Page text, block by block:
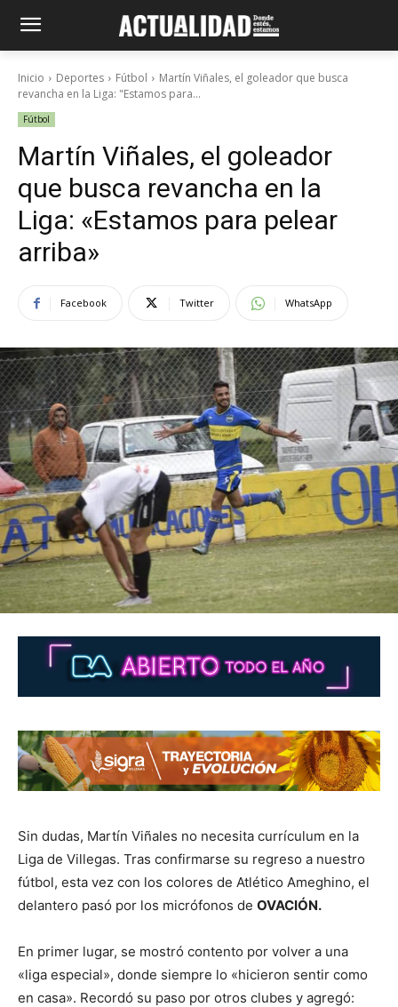
Inicio Deportes Fútbol
Martín Viñales, el goleador que busca
revancha en la Liga: "Estamos para...
Fútbol
Martín Viñales, el goleador
que busca revancha en la
Liga: «Estamos para pelear
arriba»
Facebook Twitter WhatsApp
Sin dudas, Martín Viñales no necesita currículum en la
Liga de Villegas. Tras confirmarse su regreso a nuestro
fútbol, esta vez con los colores de Atlético Ameghino, el
delantero pasó por los micrófonos de OVACIÓN.
En primer lugar, se mostró contento por volver a una
«liga especial», donde siempre lo «hicieron sentir como
en casa». Recordó su paso por otros clubes y agregó: